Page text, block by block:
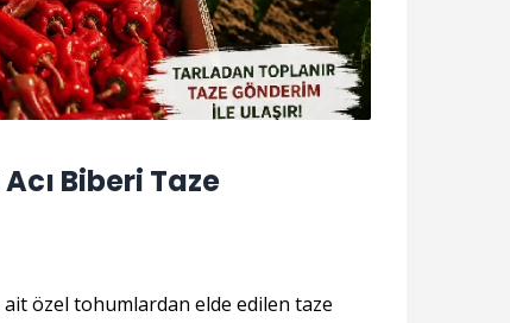
Biberi Taze
özel tohumlardan elde edilen taze